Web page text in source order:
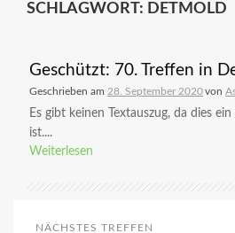
SCHLAGWORT: DETMOLD
Geschützt: 70. Treffen in
Geschrieben am 28. September 2020von
Es gibt keinen Textauszug, da dies
ist....
Weiterlesen
NÄCHSTES TREFFEN